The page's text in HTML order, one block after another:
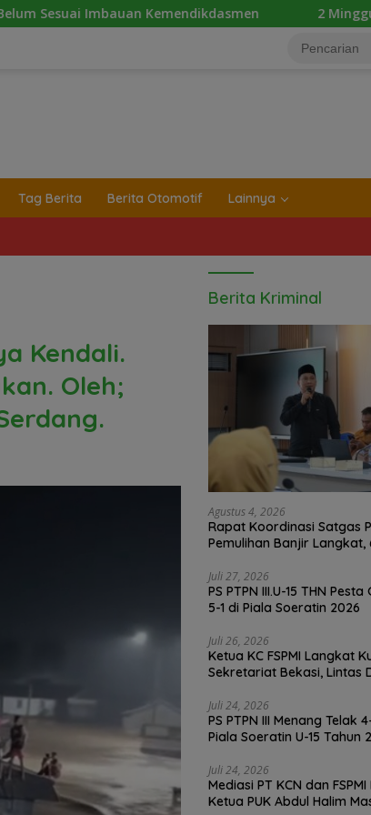
2 Minggu Tanpa Jawaban, DPD
Tag Berita Berita Otomotif Lainnya
Kendali.
Oleh;
Berita Kriminal
Agustus 4, 2026
Rapat Koordinasi Satgas
Pemulihan Banjir Langkat,
Juli 27, 2026
PS PTPN III.U-15 THN Pesta
5-1 di Piala Soeratin 2026
Juli 26, 2026
Ketua KC FSPMI Langkat
Sekretariat Bekasi, Lintas
Juli 24, 2026
PS PTPN III Menang Telak
Piala Soeratin U-15 Tahun
Juli 24, 2026
Mediasi PT KCN dan